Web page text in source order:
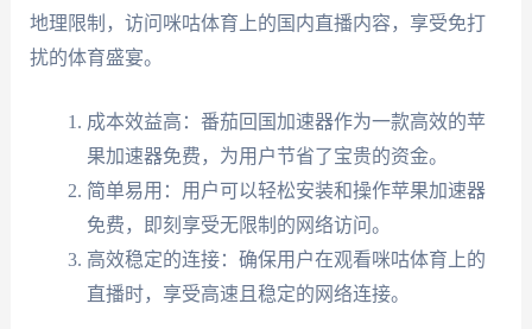
地理限制，访问咪咕体育上的国内直播内容，享受免打
扰的体育盛宴。
成本效益高：番茄回国加速器作为一款高效的苹
果加速器免费，为用户节省了宝贵的资金。
简单易用：用户可以轻松安装和操作苹果加速器
免费，即刻享受无限制的网络访问。
高效稳定的连接：确保用户在观看咪咕体育上的
直播时，享受高速且稳定的网络连接。